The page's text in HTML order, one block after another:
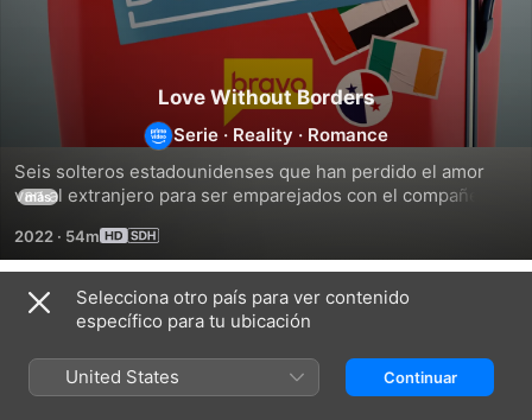
Love Without Borders
Serie · Reality · Romance
Seis solteros estadounidenses que han perdido el amor
van al extranjero para ser emparejados con el compañero
más
2022 · 54m
Temporada 1
Selecciona otro país para ver contenido
específico para tu ubicación
United States Continuar